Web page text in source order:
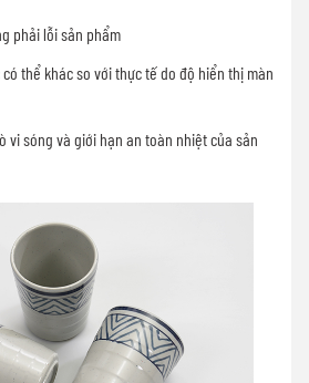
phải lỗi sản phẩm
thể khác so với thực tế do độ hiển thị màn
vi sóng và giới hạn an toàn nhiệt của sản